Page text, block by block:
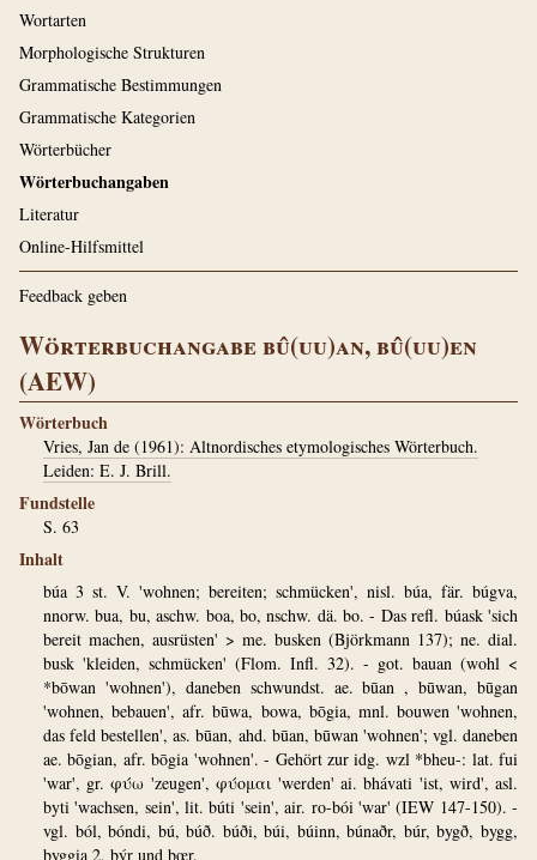
Wortarten
Morphologische Strukturen
Grammatische Bestimmungen
Grammatische Kategorien
Wörterbücher
Wörterbuchangaben
Literatur
Online-Hilfsmittel
Feedback geben
Wörterbuchangabe bû(uu)an, bû(uu)en
(AEW)
Wörterbuch
Vries, Jan de (1961): Altnordisches etymologisches Wörterbuch.
Leiden: E. J. Brill.
Fundstelle
S. 63
Inhalt
búa 3 st. V. 'wohnen; bereiten; schmücken', nisl. búa, fär. búgva,
nnorw. bua, bu, aschw. boa, bo, nschw. dä. bo. - Das refl. búask 'sich
bereit machen, ausrüsten' > me. busken (Björkmann 137); ne. dial.
busk 'kleiden, schmücken' (Flom. Infl. 32). - got. bauan (wohl <
*bōwan 'wohnen'), daneben schwundst. ae. būan , būwan, būgan
'wohnen, bebauen', afr. būwa, bowa, bōgia, mnl. bouwen 'wohnen,
das feld bestellen', as. būan, ahd. būan, būwan 'wohnen'; vgl. daneben
ae. bōgian, afr. bōgia 'wohnen'. - Gehört zur idg. wzl *bheu-: lat. fui
'war', gr. φύω 'zeugen', φύομαι 'werden' ai. bhávati 'ist, wird', asl.
byti 'wachsen, sein', lit. búti 'sein', air. ro-bói 'war' (IEW 147-150). -
vgl. ból, bóndi, bú, búð. búði, búi, búinn, búnaðr, búr, bygð, bygg,
byggia 2, býr und bœr.